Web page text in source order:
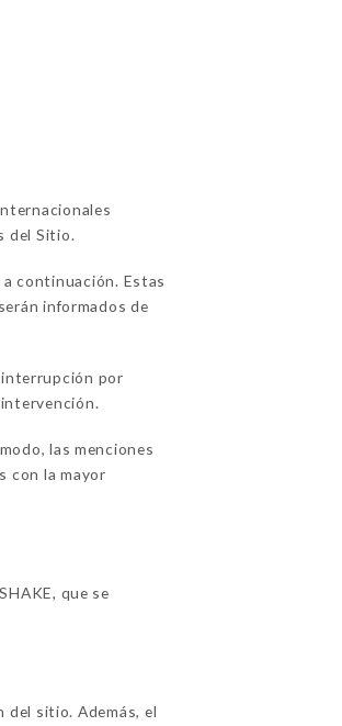
del Sitio.
continuación. Estas
serán informados de
interrupción por
las menciones
con la mayor
que se
sitio. Además, el